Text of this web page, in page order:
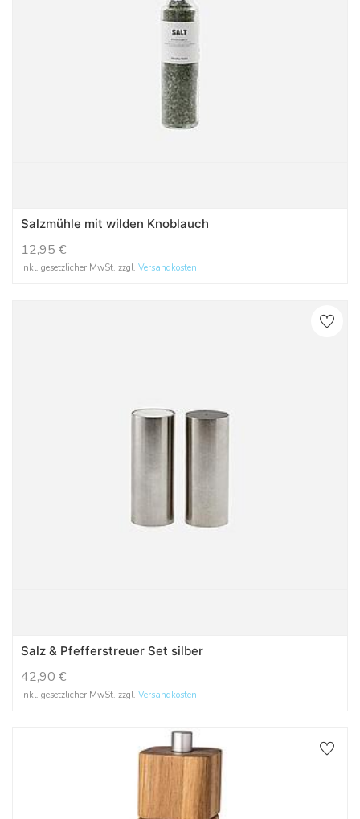
Salzmühle mit wilden Knoblauch
12,95 €
Inkl. gesetzlicher MwSt. zzgl. Versandkosten
Salz & Pfefferstreuer Set silber
42,90 €
Inkl. gesetzlicher MwSt. zzgl. Versandkosten